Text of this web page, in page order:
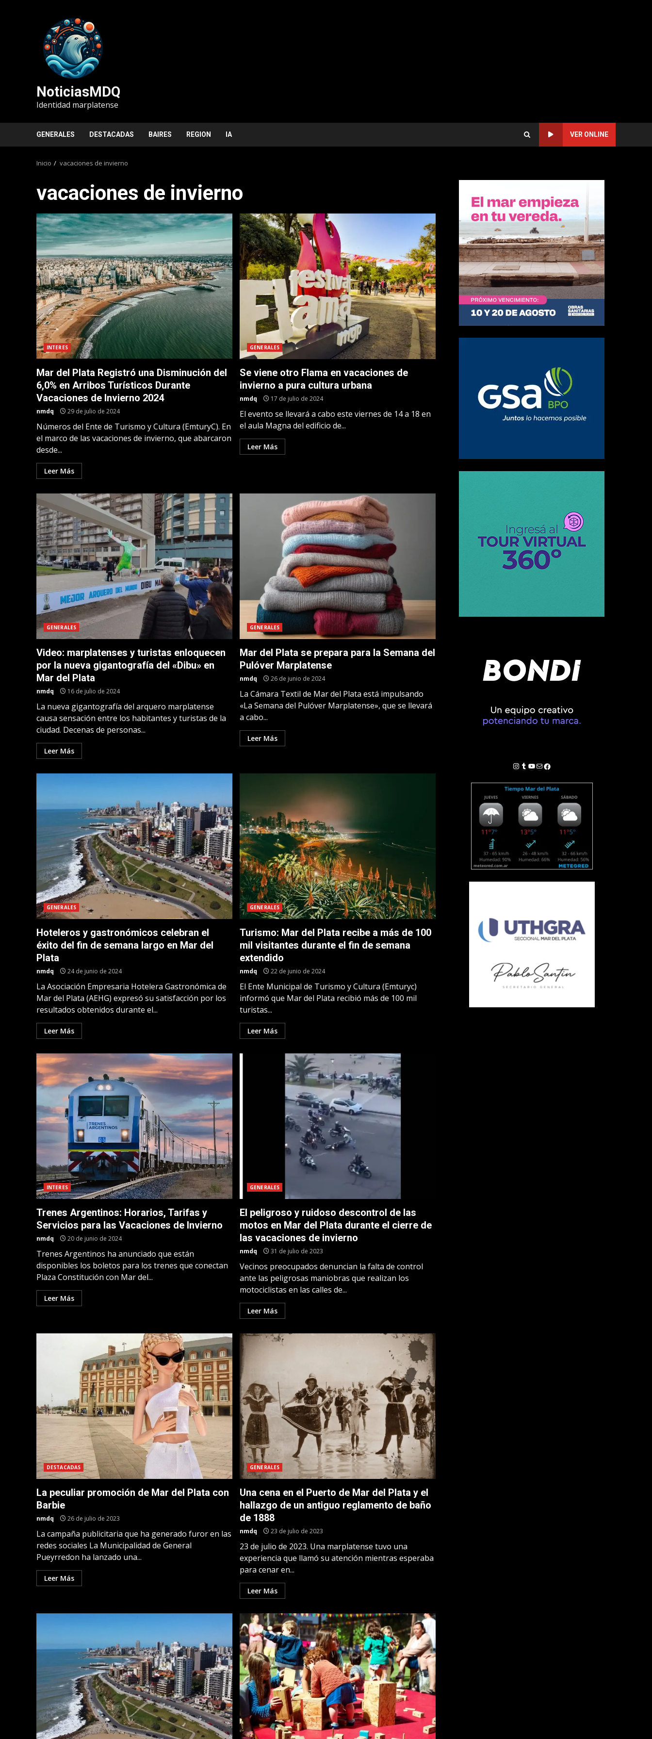
NoticiasMDQ
Identidad marplatense
GENERALES DESTACADAS BAIRES REGION IA VER ONLINE
Inicio vacaciones de invierno
vacaciones de invierno
INTERES
Mar del Plata Registró una Disminución del
6,0% en Arribos Turísticos Durante
Vacaciones de Invierno 2024
nmdq 29 de julio de 2024
Números del Ente de Turismo y Cultura (EmturyC). En
el marco de las vacaciones de invierno, que abarcaron
desde...
Leer Más
GENERALES
Se viene otro Flama en vacaciones de
invierno a pura cultura urbana
nmdq 17 de julio de 2024
El evento se llevará a cabo este viernes de 14 a 18 en
el aula Magna del edificio de...
Leer Más
GENERALES
Video: marplatenses y turistas enloquecen
por la nueva gigantografía del «Dibu» en
Mar del Plata
nmdq 16 de julio de 2024
La nueva gigantografía del arquero marplatense
causa sensación entre los habitantes y turistas de la
ciudad. Decenas de personas...
Leer Más
GENERALES
Mar del Plata se prepara para la Semana del
Pulóver Marplatense
nmdq 26 de junio de 2024
La Cámara Textil de Mar del Plata está impulsando
«La Semana del Pulóver Marplatense», que se llevará
a cabo...
Leer Más
GENERALES
Hoteleros y gastronómicos celebran el
éxito del fin de semana largo en Mar del
Plata
nmdq 24 de junio de 2024
La Asociación Empresaria Hotelera Gastronómica de
Mar del Plata (AEHG) expresó su satisfacción por los
resultados obtenidos durante el...
Leer Más
GENERALES
Turismo: Mar del Plata recibe a más de 100
mil visitantes durante el fin de semana
extendido
nmdq 22 de junio de 2024
El Ente Municipal de Turismo y Cultura (Emturyc)
informó que Mar del Plata recibió más de 100 mil
turistas...
Leer Más
INTERES
Trenes Argentinos: Horarios, Tarifas y
Servicios para las Vacaciones de Invierno
nmdq 20 de junio de 2024
Trenes Argentinos ha anunciado que están
disponibles los boletos para los trenes que conectan
Plaza Constitución con Mar del...
Leer Más
GENERALES
El peligroso y ruidoso descontrol de las
motos en Mar del Plata durante el cierre de
las vacaciones de invierno
nmdq 31 de julio de 2023
Vecinos preocupados denuncian la falta de control
ante las peligrosas maniobras que realizan los
motociclistas en las calles de...
Leer Más
DESTACADAS
La peculiar promoción de Mar del Plata con
Barbie
nmdq 26 de julio de 2023
La campaña publicitaria que ha generado furor en las
redes sociales La Municipalidad de General
Pueyrredon ha lanzado una...
Leer Más
GENERALES
Una cena en el Puerto de Mar del Plata y el
hallazgo de un antiguo reglamento de baño
de 1888
nmdq 23 de julio de 2023
23 de julio de 2023. Una marplatense tuvo una
experiencia que llamó su atención mientras esperaba
para cenar en...
Leer Más
Instagram
Tumblr
YouTube
Correo electrónico
Facebook